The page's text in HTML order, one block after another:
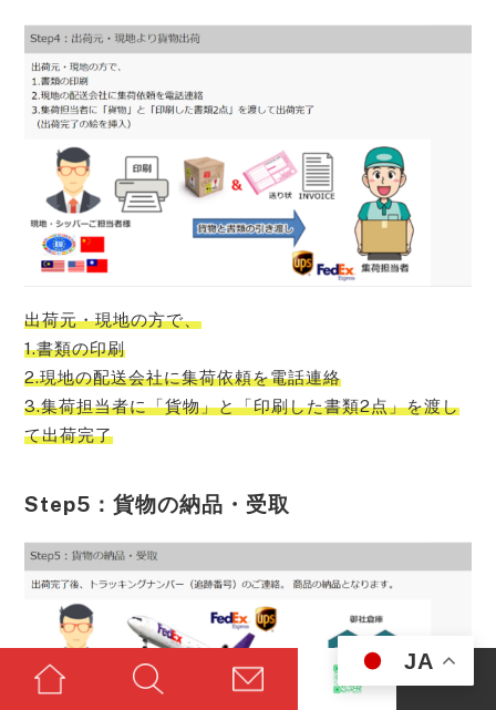
出荷元・現地の方で、
1.書類の印刷
2.現地の配送会社に集荷依頼を電話連絡
3.集荷担当者に「貨物」と「印刷した書類2点」を渡し
て出荷完了
Step5：貨物の納品・受取
JA